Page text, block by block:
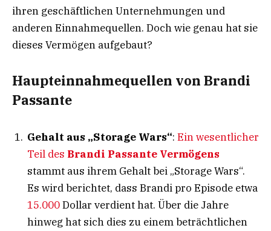
ihren geschäftlichen Unternehmungen und
anderen Einnahmequellen. Doch wie genau hat sie
dieses Vermögen aufgebaut?
Haupteinnahmequellen von Brandi
Passante
Gehalt aus „Storage Wars“: Ein wesentlicher
Teil des Brandi Passante Vermögens
stammt aus ihrem Gehalt bei „Storage Wars“.
Es wird berichtet, dass Brandi pro Episode etwa
15.000Dollar verdient hat. Über die Jahre
hinweg hat sich dies zu einem beträchtlichen